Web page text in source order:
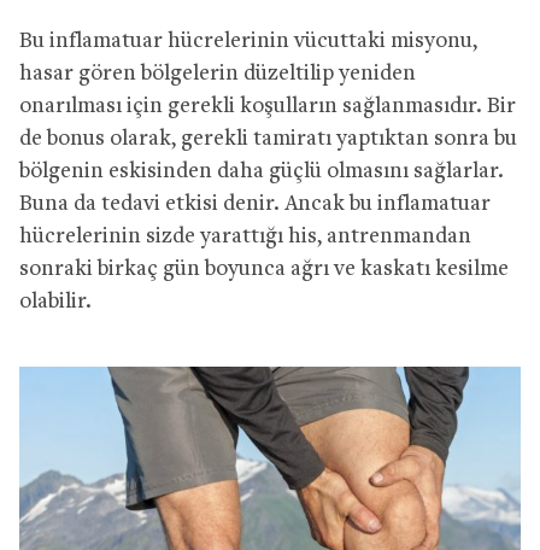
Bu inflamatuar hücrelerinin vücuttaki misyonu,
hasar gören bölgelerin düzeltilip yeniden
onarılması için gerekli koşulların sağlanmasıdır. Bir
de bonus olarak, gerekli tamiratı yaptıktan sonra bu
bölgenin eskisinden daha güçlü olmasını sağlarlar.
Buna da tedavi etkisi denir. Ancak bu inflamatuar
hücrelerinin sizde yarattığı his, antrenmandan
sonraki birkaç gün boyunca ağrı ve kaskatı kesilme
olabilir.